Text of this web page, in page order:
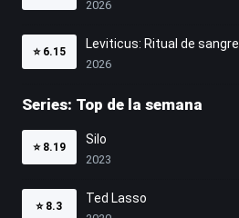
2026
⭐ 6.15
Leviticus: Ritual de sangre
2026
Series: Top de la semana
⭐ 8.19
Silo
2023
⭐ 8.3
Ted Lasso